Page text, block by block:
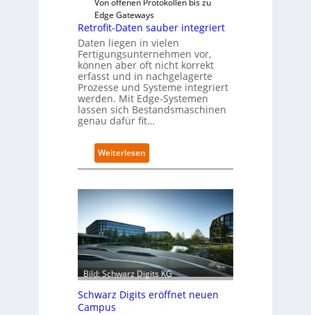
Von offenen Protokollen bis zu
Edge Gateways
Retrofit-Daten sauber integriert
Daten liegen in vielen
Fertigungsunternehmen vor,
können aber oft nicht korrekt
erfasst und in nachgelagerte
Prozesse und Systeme integriert
werden. Mit Edge-Systemen
lassen sich Bestandsmaschinen
genau dafür fit…
Weiterlesen:
R
t
r
o
f
i
t
-
D
t
Bild: Schwarz Digits KG
Schwarz Digits eröffnet neuen
Campus